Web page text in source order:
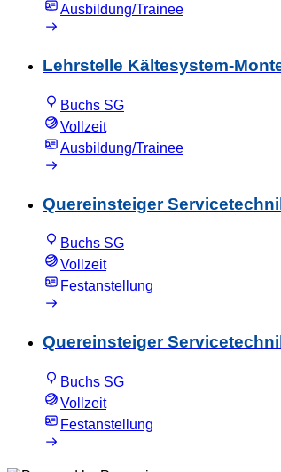
Ausbildung/Trainee
Lehrstelle Kältesystem-
Buchs SG
Vollzeit
Ausbildung/Trainee
Quereinsteiger
Buchs SG
Vollzeit
Festanstellung
Quereinsteiger
Buchs SG
Vollzeit
Festanstellung